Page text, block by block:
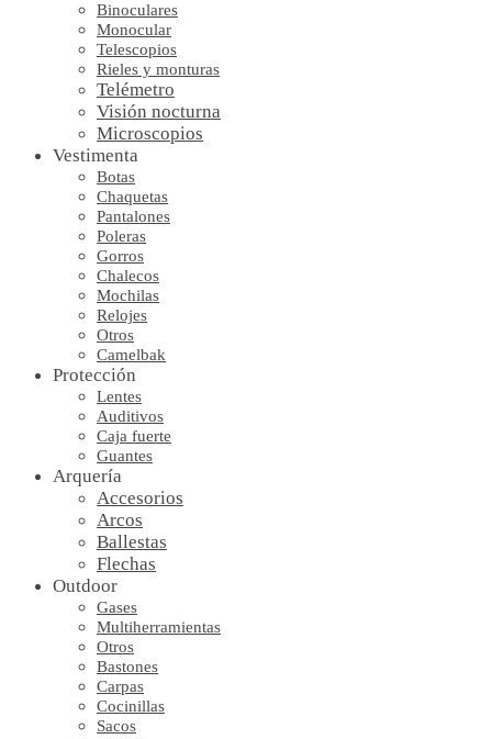
Binoculares
Monocular
Telescopios
Rieles y monturas
Telémetro
Visión nocturna
Microscopios
Vestimenta
Botas
Chaquetas
Pantalones
Poleras
Gorros
Chalecos
Mochilas
Relojes
Otros
Camelbak
Protección
Lentes
Auditivos
Caja fuerte
Guantes
Arquería
Accesorios
Arcos
Ballestas
Flechas
Outdoor
Gases
Multiherramientas
Otros
Bastones
Carpas
Cocinillas
Sacos